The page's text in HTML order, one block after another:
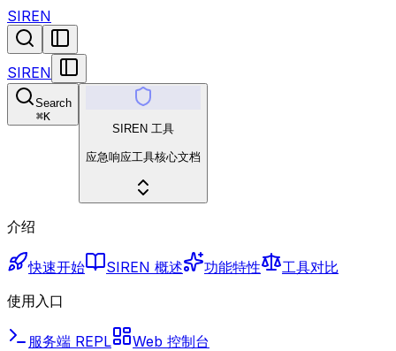
SIREN
SIREN
Search
⌘K
SIREN 工具
应急响应工具核心文档
介绍
快速开始 SIREN 概述 功能特性
工具对比
使用入口
服务端 REPL
Web 控制台